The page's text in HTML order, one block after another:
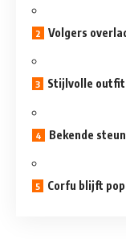
Volgers
Stijlvolle
Bekende
Corfu blijft